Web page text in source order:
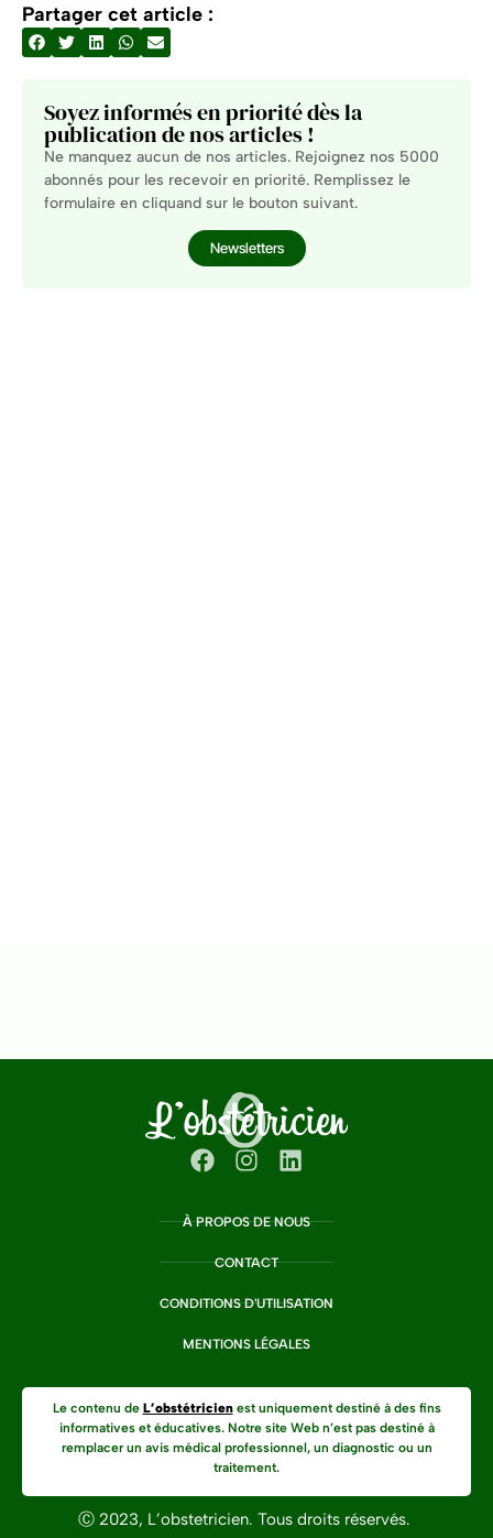
Partager cet article :
Soyez informés en priorité dès la
publication de nos articles !
Ne manquez aucun de nos articles. Rejoignez nos 5000
abonnés pour les recevoir en priorité. Remplissez le
formulaire en cliquand sur le bouton suivant.
Newsletters
À PROPOS DE NOUS
CONTACT
CONDITIONS D'UTILISATION
MENTIONS LÉGALES
Le contenu de L’obstétricienest uniquement destiné à des fins
informatives et éducatives. Notre site Web n’est pas destiné à
remplacer un avis médical professionnel, un diagnostic ou un
traitement.
Ⓒ 2023, L’obstetricien. Tous droits réservés.